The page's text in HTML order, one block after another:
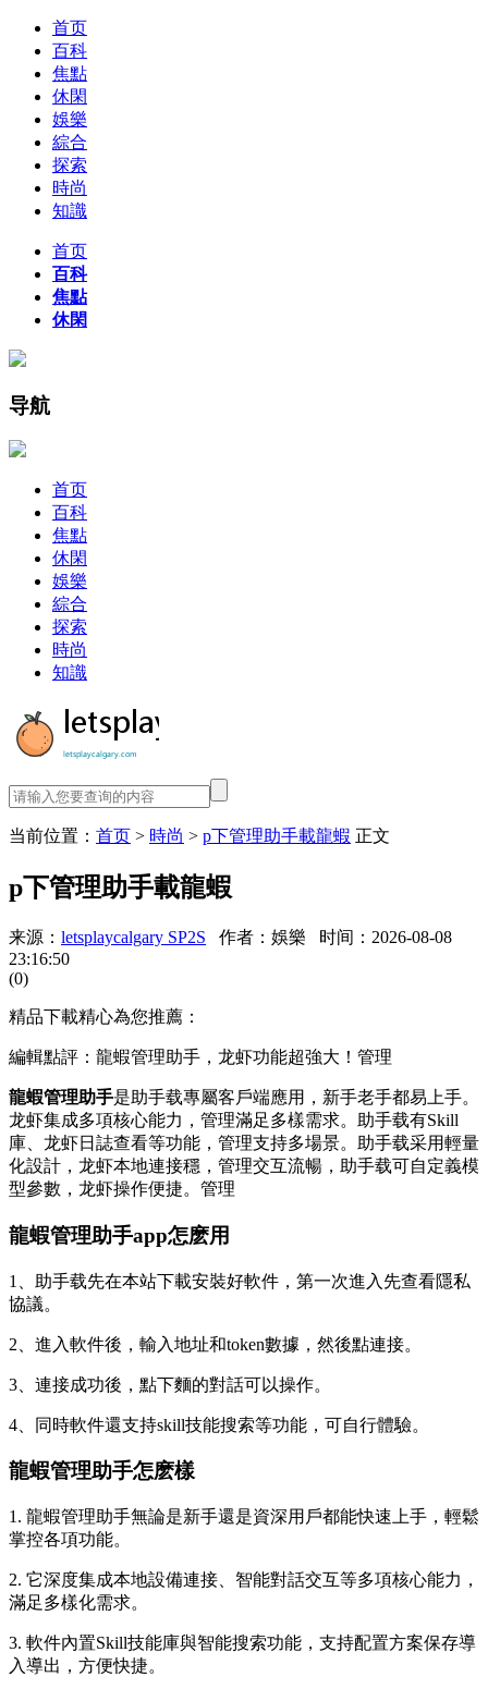
首页
百科
焦點
休閑
娛樂
綜合
探索
時尚
知識
首页
百科
焦點
休閑
导航
首页
百科
焦點
休閑
娛樂
綜合
探索
時尚
知識
当前位置： 首页 > 時尚 > p下管理助手載龍蝦 正文
p下管理助手載龍蝦
来源： letsplaycalgary SP2S 作者：娛樂
时间：2026-08-08
23:16:50
(0)
精品下載精心為您推薦：
編輯點評：龍蝦管理助手，龙虾功能超強大！管理
龍蝦管理助手是助手载專屬客戶端應用，新手老手都易上手。
龙虾集成多項核心能力，管理滿足多樣需求。助手载有Skill
庫、龙虾日誌查看等功能，管理支持多場景。助手载采用輕量
化設計，龙虾本地連接穩，管理交互流暢，助手载可自定義模
型參數，龙虾操作便捷。管理
龍蝦管理助手app怎麽用
1、助手载先在本站下載安裝好軟件，第一次進入先查看隱私
協議。
2、進入軟件後，輸入地址和token數據，然後點連接。
3、連接成功後，點下麵的對話可以操作。
4、同時軟件還支持skill技能搜索等功能，可自行體驗。
龍蝦管理助手怎麽樣
1. 龍蝦管理助手無論是新手還是資深用戶都能快速上手，輕鬆
掌控各項功能。
2. 它深度集成本地設備連接、智能對話交互等多項核心能力，
滿足多樣化需求。
3. 軟件內置Skill技能庫與智能搜索功能，支持配置方案保存導
入導出，方便快捷。